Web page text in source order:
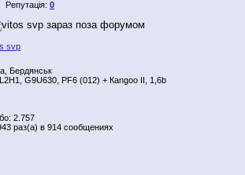
Репутація: 0
Бердянськ
G9U630, PF6 (012) + Каngoo II, 1,6b
2.757
раз(а) в 914 сообщениях